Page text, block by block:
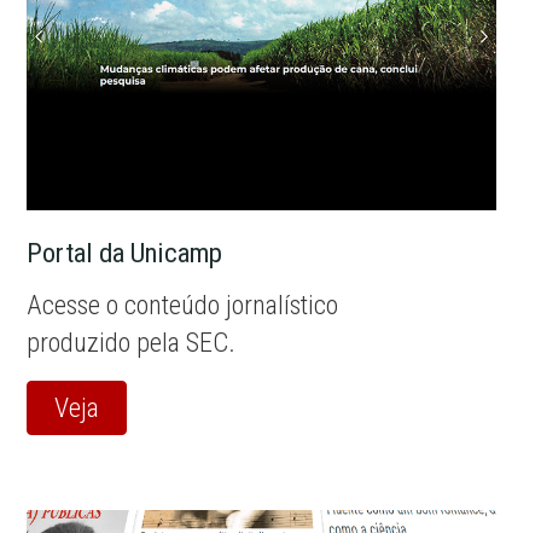
Portal da Unicamp
Acesse o conteúdo jornalístico
produzido pela SEC.
Veja